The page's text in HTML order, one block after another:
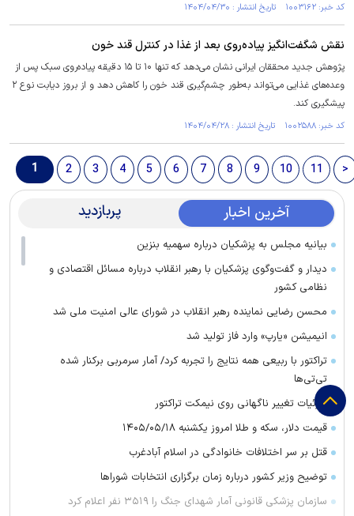
کد خبر: ۱۰۰۳۱۶۲ تاریخ انتشار : ۱۴۰۴/۰۴/۳۰
نقش شگفت‌انگیز پیاده‌روی بعد از غذا در کنترل قند خون
پژوهش جدید محققان ایرانی نشان می‌دهد که تنها ۱۰ تا ۱۵ دقیقه پیاده‌روی سبک پس از
وعده‌های غذایی می‌تواند به‌طور چشم‌گیری قند خون را کاهش دهد و از بروز دیابت نوع ۲
پیشگیری کند.
کد خبر: ۱۰۰۲۵۸۸ تاریخ انتشار : ۱۴۰۴/۰۴/۲۸
1 2 3 4 5 6 7 8 9 10 11 >
آخرین اخبار پربازدید
بیانیه مجلس به پزشکیان درباره سهمیه بنزین
دیدار و گفت‌وگوی پزشکیان با رهبر انقلاب درباره مسائل اقتصادی و
نظامی کشور
محسن رضایی نماینده رهبر انقلاب در شورای عالی امنیت ملی شد
انیمیشن «یارپ» وارد فاز تولید شد
تراکتور با ربیعی همه نتایج را تجربه کرد/ آمار سرمربی برکنار شده
تی‌تی‌ها
جزئیات تغییر ناگهانی روی نیمکت تراکتور
قیمت دلار، سکه و طلا امروز یکشنبه ۱۴۰۵/۰۵/۱۸
قتل بر سر اختلافات خانوادگی در اسلام آبادغرب
توضیح وزیر کشور درباره زمان برگزاری انتخابات شورا‌ها
سازمان پزشکی قانونی آمار شهدای جنگ را ۳۵۱۹ نفر اعلام کرد